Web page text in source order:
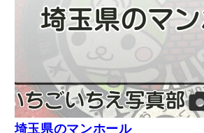
埼玉県のマンホール